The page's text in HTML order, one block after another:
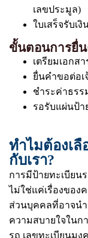
เลขประมูล)
ใบเสร็จรับเ
ขั้นตอนการยื่
เตรียมเอกส
ยื่นคำขอต่อ
ชำระค่าธรร
รอรับแผ่นป้า
ทำไมต้องเลื
กับเรา?
การมีป้ายทะเบียน
ไม่ใช่แค่เรื่องของ
ส่วนบุคคลที่อาจน
ความสบายใจใน
รถ เลขทะเบียนมง